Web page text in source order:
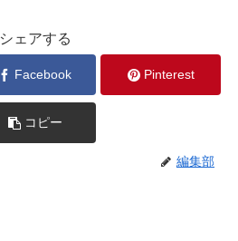
シェアする
Facebook Pinterest
コピー
編集部